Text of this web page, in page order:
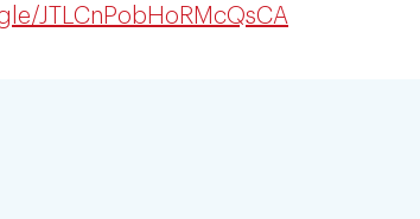
JTLCnPobHoRMcQsCA